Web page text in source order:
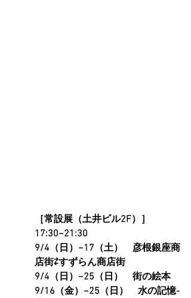
［常設展（土井ビル2F）］
17:30−21:30
9/4（日）−17（土）　彦根銀座商
店街⇄すずらん商店街
9/4（日）−25（日）　街の絵本
9/16（金）−25（日）　水の記憶-